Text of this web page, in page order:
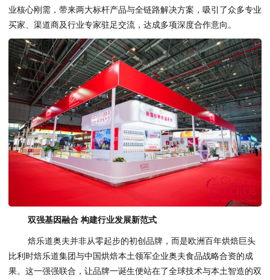
业核心刚需，带来两大标杆产品与全链路解决方案，吸引了众多专业
买家、渠道商及行业专家驻足交流，达成多项深度合作意向。
双强基因融合 构建行业发展新范式
焙乐道奥夫并非从零起步的初创品牌，而是欧洲百年烘焙巨头
比利时焙乐道集团与中国烘焙本土领军企业奥夫食品战略合资的成
果。这一强强联合，让品牌一诞生便站在了全球技术与本土智造的双